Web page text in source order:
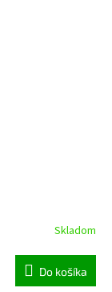
Skladom
Do košíka